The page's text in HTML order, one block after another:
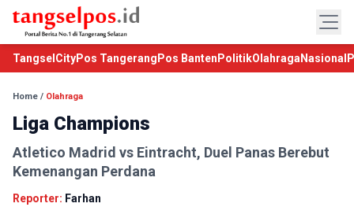
TangselCityPos Tangerang Pos Banten PolitikOlahraga Nasional
Home / Olahraga
Liga Champions
Atletico Madrid vs Eintracht, Duel Panas Berebut
Kemenangan Perdana
Reporter: Farhan